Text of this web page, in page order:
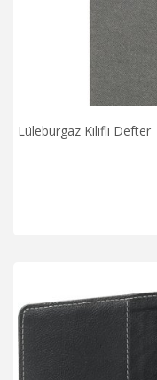
Lüleburgaz Kılıflı Defter